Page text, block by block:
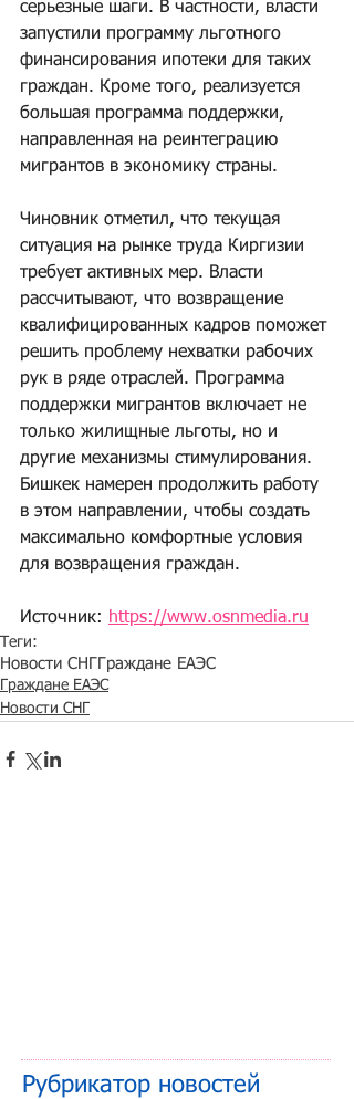
серьезные шаги. В частности, власти
запустили программу льготного
финансирования ипотеки для таких
граждан. Кроме того, реализуется
большая программа поддержки,
направленная на реинтеграцию
мигрантов в экономику страны.
Чиновник отметил, что текущая
ситуация на рынке труда Киргизии
требует активных мер. Власти
рассчитывают, что возвращение
квалифицированных кадров поможет
решить проблему нехватки рабочих
рук в ряде отраслей. Программа
поддержки мигрантов включает не
только жилищные льготы, но и
другие механизмы стимулирования.
Бишкек намерен продолжить работу
в этом направлении, чтобы создать
максимально комфортные условия
для возвращения граждан.
Источник: https://www.osnmedia.ru
Теги:
Новости СНГГраждане ЕАЭС
Граждане ЕАЭС
Новости СНГ
Рубрикатор новостей